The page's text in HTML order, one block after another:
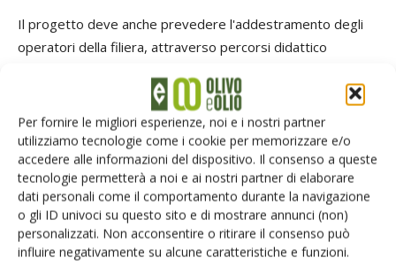
Per fornire le migliori esperienze, noi e i nostri partner
utilizziamo tecnologie come i cookie per memorizzare e/o
accedere alle informazioni del dispositivo. Il consenso a queste
tecnologie permetterà a noi e ai nostri partner di elaborare
dati personali come il comportamento durante la navigazione
o gli ID univoci su questo sito e di mostrare annunci (non)
personalizzati. Non acconsentire o ritirare il consenso può
influire negativamente su alcune caratteristiche e funzioni.
Il progetto deve anche prevedere l'addestramento degli
operatori della filiera, attraverso percorsi didattico
Gli abitanti dell'isola distinguono nettamente il prodotto
locale definendolo“l'olio di Corfù”.
Memoria gustativa da modificare
La memoria olfattiva associa gli odori del prodotto locale al
loro territorio e alla loro tradizione gastronomica.